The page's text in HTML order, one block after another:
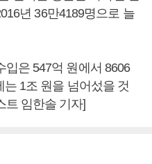
년 36만4189명으로 늘
입은 547억 원에서 8606
1조 원을 넘어섰을 것
트 임한솔 기자]